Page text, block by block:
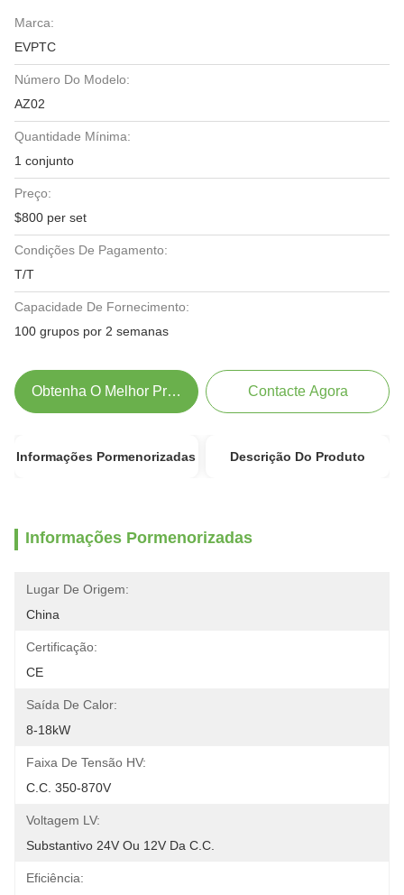
Marca:
EVPTC
Número Do Modelo:
AZ02
Quantidade Mínima:
1 conjunto
Preço:
$800 per set
Condições De Pagamento:
T/T
Capacidade De Fornecimento:
100 grupos por 2 semanas
Obtenha O Melhor Preço Contacte Agora
Informações Pormenorizadas Descrição Do Produto
Informações Pormenorizadas
Lugar De Origem:
China
Certificação:
CE
Saída De Calor:
8-18kW
Faixa De Tensão HV:
C.C. 350-870V
Voltagem LV:
Substantivo 24V Ou 12V Da C.C.
Eficiência: